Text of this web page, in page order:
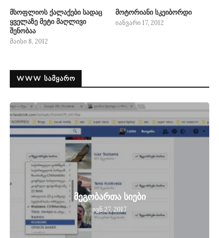
მსოფლიოს ქალაქები სადაც
ყველაზე მეტი მაღლივი
შენობაა
მაისი 8, 2012
მოტორიანი სკეიბორდი
იანვარი 17, 2012
WWW ᲡᲐᲛᲧᲐᲠᲝ
მეგობართა სიები
ივნ 27, 2017